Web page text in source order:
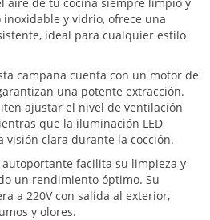
y vidrio, ofrece una
ideal para cualquier estilo
campana cuenta con un motor de
una potente extracción.
ajustar el nivel de ventilación
que la iluminación LED
visión clara durante la cocción.
facilita su limpieza y
un rendimiento óptimo. Su
a 220V con salida al exterior,
y olores.